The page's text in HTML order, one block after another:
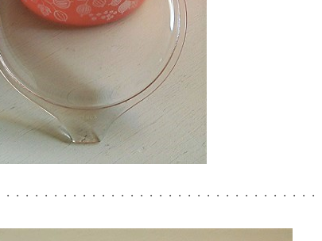
・・・・・・・・・・・・・・・・・・・・・・・・・・・・・・